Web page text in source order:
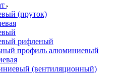
(пруток)
рифленый
профиль алюминиевый
(вентиляционный)